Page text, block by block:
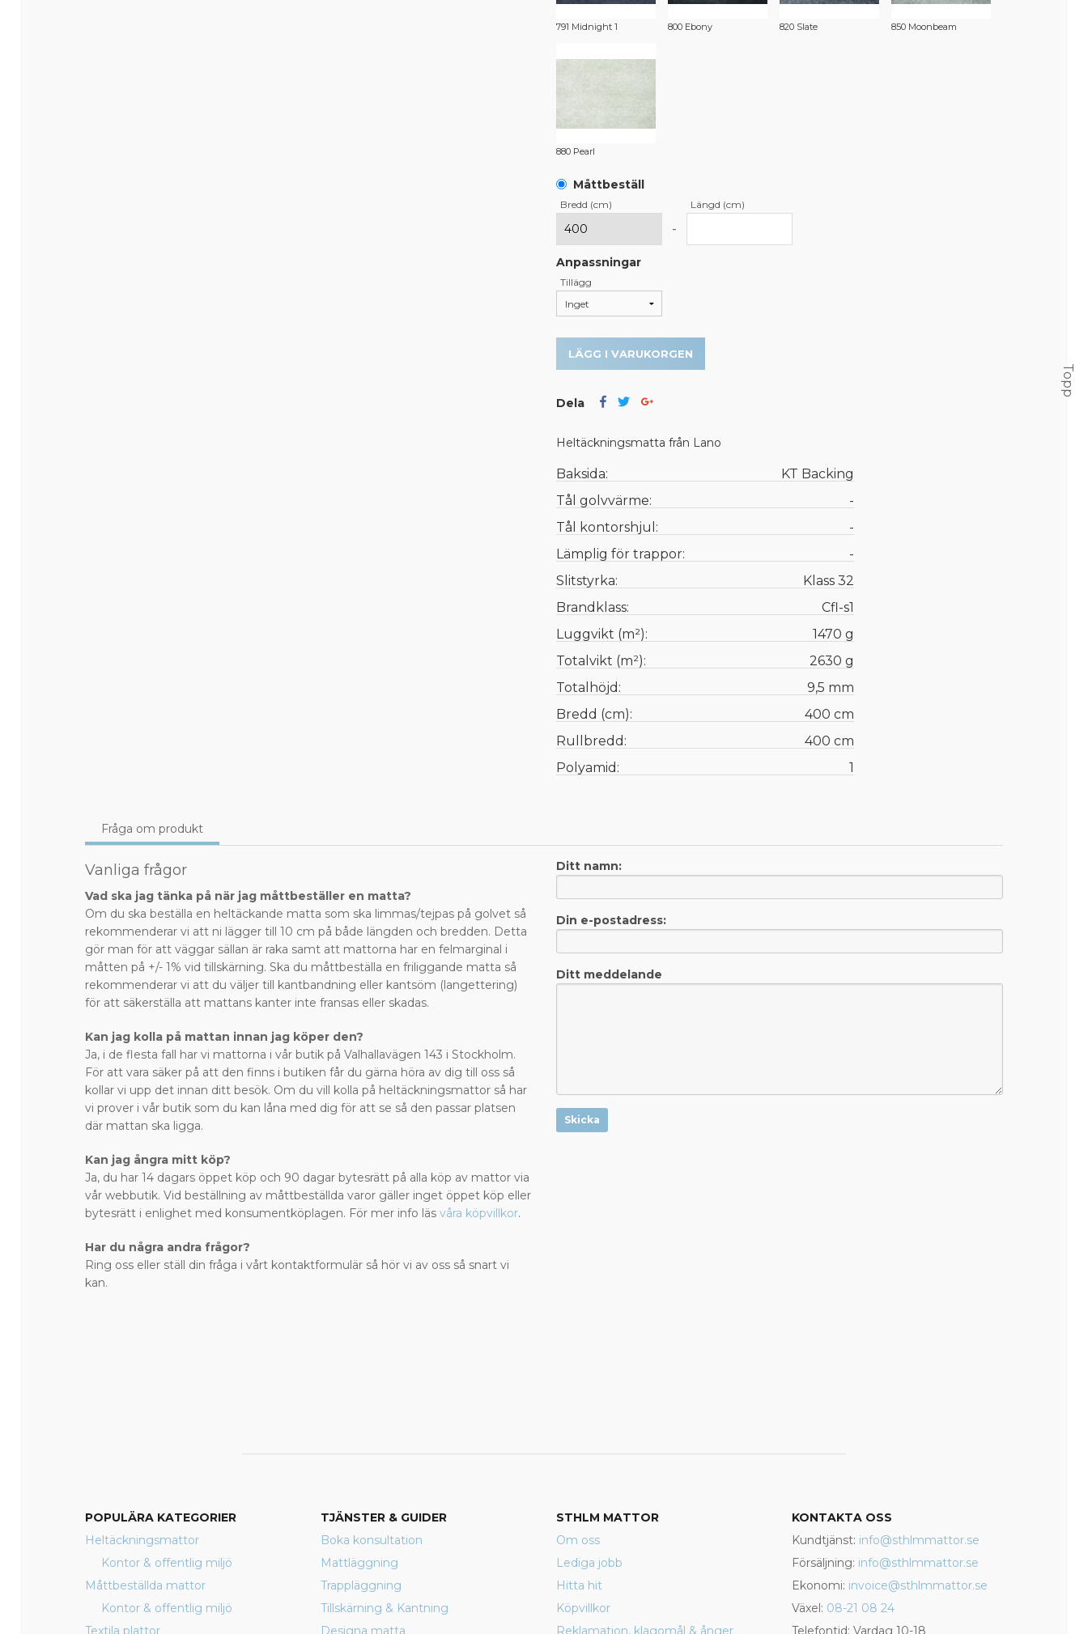
Topp
791 Midnight 1 800 Ebony 820 Slate 850 Moonbeam
880 Pearl
Måttbeställ
Bredd (cm)
-
Längd (cm)
Anpassningar
Tillägg
LÄGG I VARUKORGEN
Dela
Heltäckningsmatta från Lano
Baksida:
KT Backing
Tål golvvärme:
-
Tål kontorshjul:
-
Lämplig för trappor:
-
Slitstyrka:
Klass 32
Brandklass:
Cfl-s1
Luggvikt (m²):
1470 g
Totalvikt (m²):
2630 g
Totalhöjd:
9,5 mm
Bredd (cm):
400 cm
Rullbredd:
400 cm
Polyamid:
1
Fråga om produkt
Vanliga frågor
Vad ska jag tänka på när jag måttbeställer en matta?
Om du ska beställa en heltäckande matta som ska limmas/tejpas på golvet så
rekommenderar vi att ni lägger till 10 cm på både längden och bredden. Detta
gör man för att väggar sällan är raka samt att mattorna har en felmarginal i
måtten på +/- 1% vid tillskärning. Ska du måttbeställa en friliggande matta så
rekommenderar vi att du väljer till kantbandning eller kantsöm (langettering)
för att säkerställa att mattans kanter inte fransas eller skadas.
Kan jag kolla på mattan innan jag köper den?
Ja, i de flesta fall har vi mattorna i vår butik på Valhallavägen 143 i Stockholm.
För att vara säker på att den finns i butiken får du gärna höra av dig till oss så
kollar vi upp det innan ditt besök. Om du vill kolla på heltäckningsmattor så har
vi prover i vår butik som du kan låna med dig för att se så den passar platsen
där mattan ska ligga.
Kan jag ångra mitt köp?
Ja, du har 14 dagars öppet köp och 90 dagar bytesrätt på alla köp av mattor via
vår webbutik. Vid beställning av måttbeställda varor gäller inget öppet köp eller
bytesrätt i enlighet med konsumentköplagen. För mer info läs våra köpvillkor.
Har du några andra frågor?
Ring oss eller ställ din fråga i vårt kontaktformulär så hör vi av oss så snart vi
kan.
Ditt namn:
Din e-postadress:
Ditt meddelande
Skicka
POPULÄRA KATEGORIER
Heltäckningsmattor
Kontor & offentlig miljö
Måttbeställda mattor
Kontor & offentlig miljö
Textila plattor
TJÄNSTER & GUIDER
Boka konsultation
Mattläggning
Trappläggning
Tillskärning & Kantning
Designa matta
STHLM MATTOR
Om oss
Lediga jobb
Hitta hit
Köpvillkor
Reklamation, klagomål & ånger
KONTAKTA OSS
Kundtjänst: info@sthlmmattor.se
Försäljning: info@sthlmmattor.se
Ekonomi: invoice@sthlmmattor.se
Växel: 08-21 08 24
Telefontid: Vardag 10-18